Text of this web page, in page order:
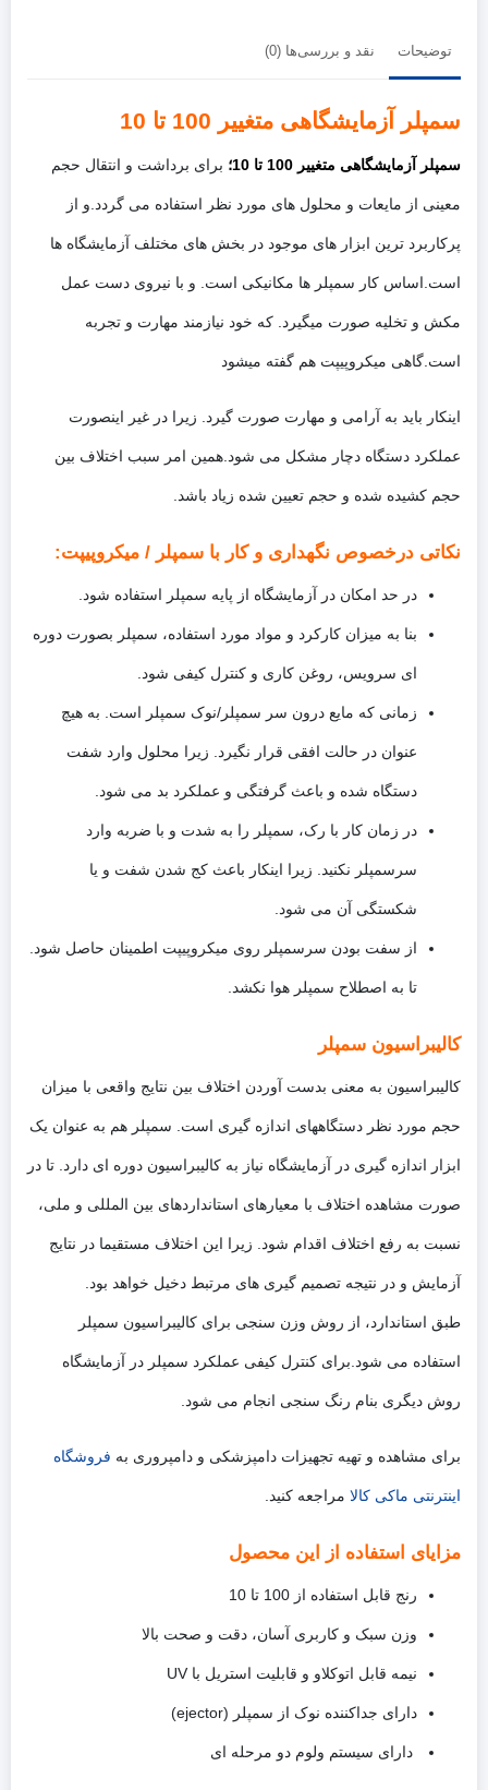
توضیحات نقد و بررسی‌ها (0)
سمپلر آزمایشگاهی متغییر 100 تا 10
سمپلر آزمایشگاهی متغییر 100 تا 10؛ برای برداشت و انتقال حجم
معینی از مایعات و محلول های مورد نظر استفاده می گردد.و از
پرکاربرد ترین ابزار های موجود در بخش های مختلف آزمایشگاه ها
است.اساس کار سمپلر ها مکانیکی است. و با نیروی دست عمل
مکش و تخلیه صورت میگیرد. که خود نیازمند مهارت و تجربه
است.گاهی میکروپیپت هم گفته میشود
اینکار باید به آرامی و مهارت صورت گیرد. زیرا در غیر اینصورت
عملکرد دستگاه دچار مشکل می شود.همین امر سبب اختلاف بین
حجم کشیده شده و حجم تعیین شده زیاد باشد.
نکاتی درخصوص نگهداری و کار با سمپلر / میکروپیپت:
در حد امکان در آزمایشگاه از پایه سمپلر استفاده شود.
بنا به میزان کارکرد و مواد مورد استفاده، سمپلر بصورت دوره
ای سرویس، روغن کاری و کنترل کیفی شود.
زمانی که مایع درون سر سمپلر/نوک سمپلر است. به هیچ
عنوان در حالت افقی قرار نگیرد. زیرا محلول وارد شفت
دستگاه شده و باعث گرفتگی و عملکرد بد می شود.
در زمان کار با رک، سمپلر را به شدت و با ضربه وارد
سرسمپلر نکنید. زیرا اینکار باعث کج شدن شفت و یا
شکستگی آن می شود.
از سفت بودن سرسمپلر روی میکروپیپت اطمینان حاصل شود.
تا به اصطلاح سمپلر هوا نکشد.
کالیبراسیون سمپلر
کالیبراسیون به معنی بدست آوردن اختلاف بین نتایج واقعی با میزان
حجم مورد نظر دستگاههای اندازه گیری است. سمپلر هم به عنوان یک
ابزار اندازه گیری در آزمایشگاه نیاز به کالیبراسیون دوره ای دارد. تا در
صورت مشاهده اختلاف با معیارهای استانداردهای بین المللی و ملی،
نسبت به رفع اختلاف اقدام شود. زیرا این اختلاف مستقیما در نتایج
آزمایش و در نتیجه تصمیم گیری های مرتبط دخیل خواهد بود.
طبق استاندارد، از روش وزن سنجی برای کالیبراسیون سمپلر
استفاده می شود.برای کنترل کیفی عملکرد سمپلر در آزمایشگاه
روش دیگری بنام رنگ سنجی انجام می شود.
برای مشاهده و تهیه تجهیزات دامپزشکی و دامپروری به فروشگاه
اینترنتی ماکی کالا مراجعه کنید.
مزایای استفاده از این محصول
رنج قابل استفاده از 100 تا 10
وزن سبک و کاربری آسان، دقت و صحت بالا
نیمه قابل اتوکلاو و قابلیت استریل با UV
دارای جداکننده نوک از سمپلر (ejector)
دارای سیستم ولوم دو مرحله ای